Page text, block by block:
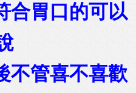
合胃口的可以
不管喜不喜歡